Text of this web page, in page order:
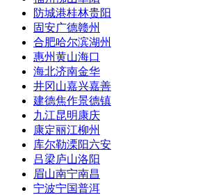
防城港桂林贵阳
固安广德赣州
合肥哈尔滨湖州
惠州黄山海口
海北济南金华
井冈山嘉兴嘉善
建德焦作景德镇
九江昆明 康庆
康定丽江柳州
库尔勒溧阳六安
吕梁庐山洛阳
眉山南宁南昌
宁波宁国普洱